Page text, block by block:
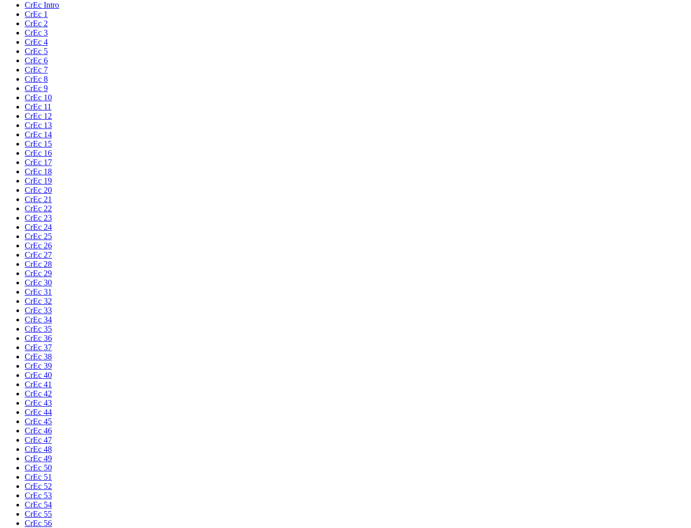
CrEc Intro
CrEc 1
CrEc 2
CrEc 3
CrEc 4
CrEc 5
CrEc 6
CrEc 7
CrEc 8
CrEc 9
CrEc 10
CrEc 11
CrEc 12
CrEc 13
CrEc 14
CrEc 15
CrEc 16
CrEc 17
CrEc 18
CrEc 19
CrEc 20
CrEc 21
CrEc 22
CrEc 23
CrEc 24
CrEc 25
CrEc 26
CrEc 27
CrEc 28
CrEc 29
CrEc 30
CrEc 31
CrEc 32
CrEc 33
CrEc 34
CrEc 35
CrEc 36
CrEc 37
CrEc 38
CrEc 39
CrEc 40
CrEc 41
CrEc 42
CrEc 43
CrEc 44
CrEc 45
CrEc 46
CrEc 47
CrEc 48
CrEc 49
CrEc 50
CrEc 51
CrEc 52
CrEc 53
CrEc 54
CrEc 55
CrEc 56